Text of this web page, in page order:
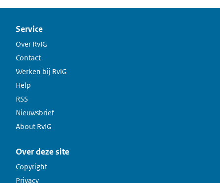
Service
Over RvIG
Contact
Werken bij RvIG
Help
RSS
Nieuwsbrief
About RvIG
Over deze site
Copyright
Privacy